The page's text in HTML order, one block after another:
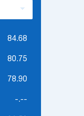
84.68
80.75
78.90
-.--